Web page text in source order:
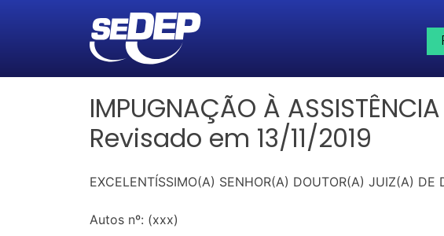
IMPUGNAÇÃO À
Revisado em 13/11/2019
EXCELENTÍSSIMO(A) SENHOR(A) DOUTOR(A) JUIZ(A) DE
Autos nº: (xxx)